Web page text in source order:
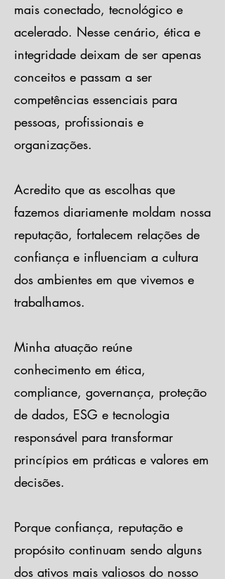
mais conectado, tecnológico e
acelerado. Nesse cenário, ética e
integridade deixam de ser apenas
conceitos e passam a ser
competências essenciais para
pessoas, profissionais e
organizações.
Acredito que as escolhas que
fazemos diariamente moldam nossa
reputação, fortalecem relações de
confiança e influenciam a cultura
dos ambientes em que vivemos e
trabalhamos.
Minha atuação reúne
conhecimento em ética,
compliance, governança, proteção
de dados, ESG e tecnologia
responsável para transformar
princípios em práticas e valores em
decisões.
Porque confiança, reputação e
propósito continuam sendo alguns
dos ativos mais valiosos do nosso